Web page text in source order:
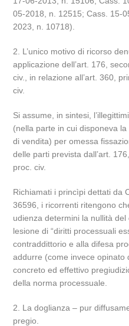
05-2018, n. 12515; Cass. 15-
2023, n. 10718).
2. L’unico motivo di ricorso
applicazione dell’art. 176,
civ., in relazione all’art. 360,
civ.
Si assume, in sintesi,
(nella parte in cui disponeva
di vendita) per omessa
delle parti prevista dall’art.
proc. civ.
Richiamati i princìpi dettati da
36596, i ricorrenti ritengono
udienza determini la nullità
lesione di “diritti processuali
contraddittorio e alla difesa
addurre (come invece opinato
concreto ed effettivo
della norma processuale.
2. La doglianza – pur
pregio.